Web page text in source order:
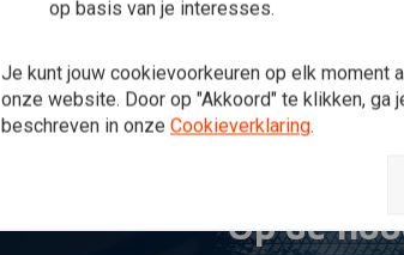
Op de
op basis van je interesses.
Je kunt jouw cookievoorkeuren op elk moment
onze website. Door op "Akkoord" te klikken,
beschreven in onze Cookieverklaring.